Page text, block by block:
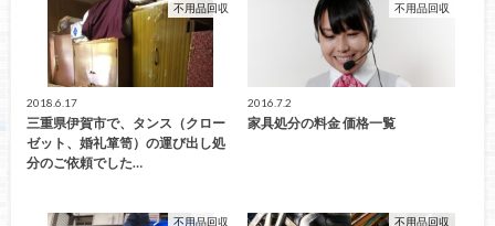
不用品回収
2018.6.17
三重県伊賀市で、タンス（クロー
ゼット、婚礼箪笥）の運び出し処
分のご依頼でした…
不用品回収
2016.7.2
家具処分の料金 価格一覧
不用品回収 不用品回収